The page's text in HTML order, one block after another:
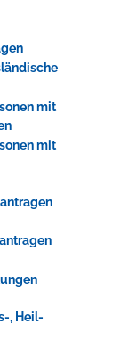
mit
mit
, Heil-